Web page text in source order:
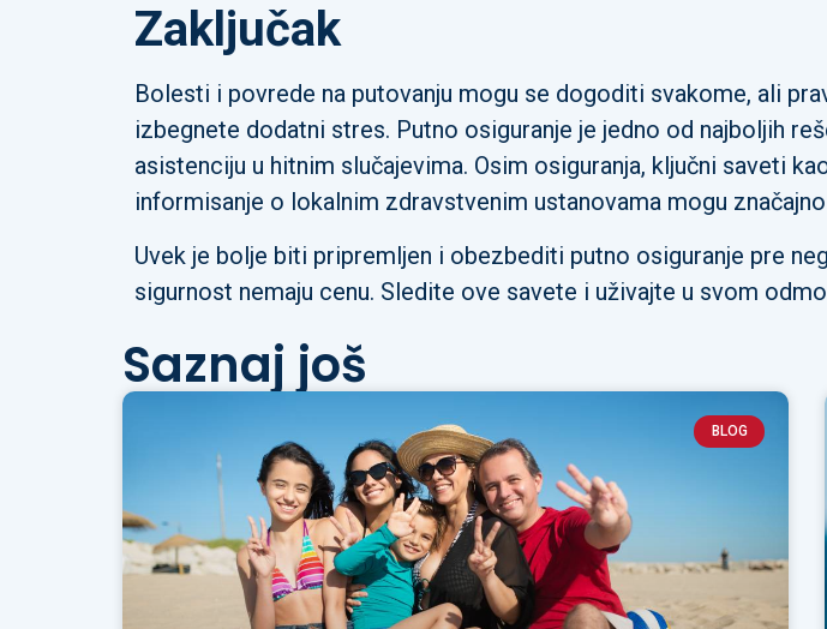
Zaključak
Bolesti i povrede na putovanju mogu se dogoditi svakome, ali
izbegnete dodatni stres. Putno osiguranje je jedno od najboljih
asistenciju u hitnim slučajevima. Osim osiguranja, ključni saveti
informisanje o lokalnim zdravstvenim ustanovama mogu
Uvek je bolje biti pripremljen i obezbediti putno osiguranje pre
sigurnost nemaju cenu. Sledite ove savete i uživajte u svom
Saznaj još
BLOG